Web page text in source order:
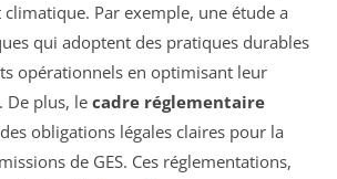
Par exemple, une étude a
qui adoptent des pratiques durables
opérationnels en optimisant leur
De plus, le cadre réglementaire
obligations légales claires pour la
de GES. Ces réglementations,